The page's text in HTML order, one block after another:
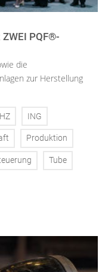
ZWEI PQF®-
die
zur Herstellung
HZ ING
Produktion
Tube